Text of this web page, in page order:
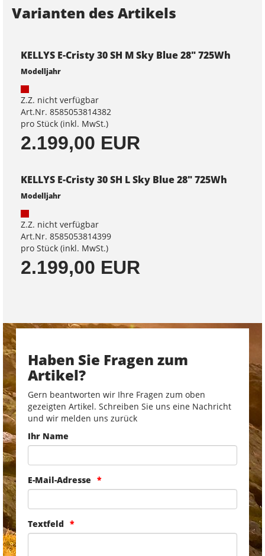
Varianten des Artikels
KELLYS E-Cristy 30 SH M Sky Blue 28" 725Wh
Modelljahr
Z.Z. nicht verfügbar
Art.Nr. 8585053814382
pro Stück (inkl. MwSt.)
2.199,00 EUR
KELLYS E-Cristy 30 SH L Sky Blue 28" 725Wh
Modelljahr
Z.Z. nicht verfügbar
Art.Nr. 8585053814399
pro Stück (inkl. MwSt.)
2.199,00 EUR
Haben Sie Fragen zum
Artikel?
Gern beantworten wir Ihre Fragen zum oben
gezeigten Artikel. Schreiben Sie uns eine Nachricht
und wir melden uns zurück
Ihr Name
E-Mail-Adresse
Textfeld